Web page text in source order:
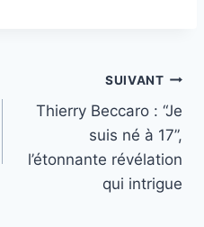
SUIVANT
Thierry Beccaro : “Je
suis né à 17”,
l’étonnante révélation
qui intrigue